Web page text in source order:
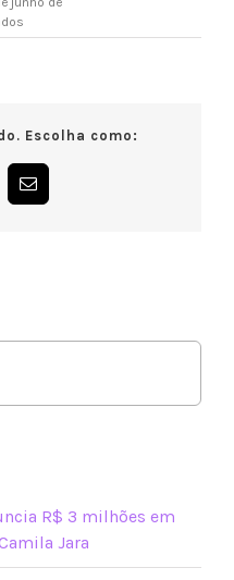
Programa
Jara
construído
com
Escolha como:
E-
mail
R$ 3 milhões em
Jara